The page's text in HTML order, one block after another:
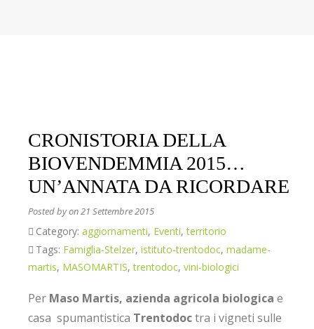
CRONISTORIA DELLA
BIOVENDEMMIA 2015…
UN’ANNATA DA RICORDARE
Posted byon 21 Settembre 2015
Category: aggiornamenti, Eventi,territorio
Tags: Famiglia-Stelzer, istituto-trentodoc, madame-
martis, MASOMARTIS,trentodoc, vini-biologici
Per Maso Martis, azienda agricola biologica e
casa spumantistica Trentodoctra i vigneti sulle